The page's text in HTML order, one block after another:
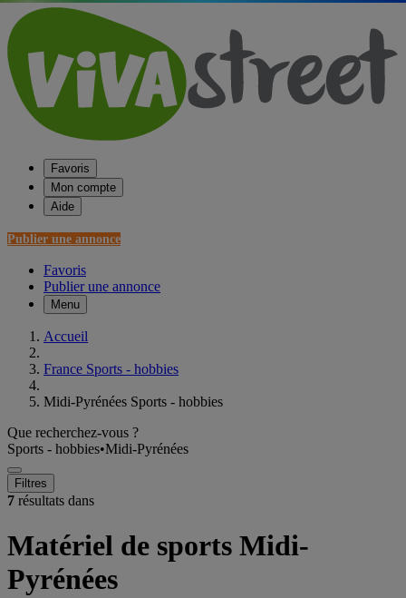
Favoris
Mon compte
Aide
Publier une annonce
Favoris
Publier une annonce
Menu
Accueil
France Sports - hobbies
Midi-Pyrénées Sports - hobbies
Que recherchez-vous ?
Sports - hobbies•Midi-Pyrénées
Filtres
7 résultats dans
Matériel de sports Midi-
Pyrénées